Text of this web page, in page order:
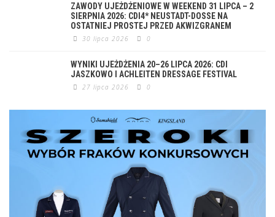
ZAWODY UJEŻDŻENIOWE W WEEKEND 31 LIPCA – 2
SIERPNIA 2026: CDI4* NEUSTADT-DOSSE NA
OSTATNIEJ PROSTEJ PRZED AKWIZGRANEM
30 lipca 2026 0
WYNIKI UJEŻDŻENIA 20–26 LIPCA 2026: CDI
JASZKOWO I ACHLEITEN DRESSAGE FESTIVAL
27 lipca 2026 0